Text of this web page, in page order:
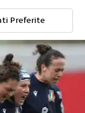
Preferite